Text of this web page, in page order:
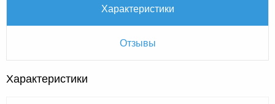
Характеристики
Отзывы
Характеристики